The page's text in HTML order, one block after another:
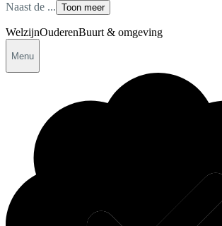
Naast de ... Toon meer
WelzijnOuderenBuurt & omgeving
Menu